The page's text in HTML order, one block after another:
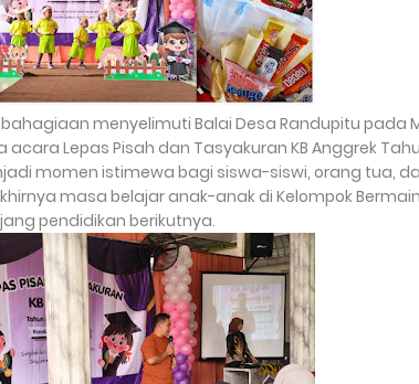
menyelimuti Balai Desa Randupitu pada
Lepas Pisah dan Tasyakuran KB Anggrek
momen istimewa bagi siswa-siswi, orang tua,
masa belajar anak-anak di Kelompok
pendidikan berikutnya.